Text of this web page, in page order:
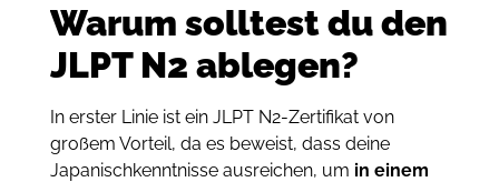
Warum solltest du den
JLPT N2 ablegen?
In erster Linie ist ein JLPT N2-Zertifikat von
großem Vorteil, da es beweist, dass deine
Japanischkenntnisse ausreichen, um in einem